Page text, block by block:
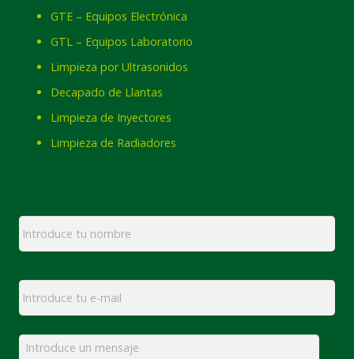
GTE – Equipos Electrónica
GTL – Equipos Laboratorio
Limpieza por Ultrasonidos
Decapado de Llantas
Limpieza de Inyectores
Limpieza de Radiadores
Nombre *
Email *
Mensaje